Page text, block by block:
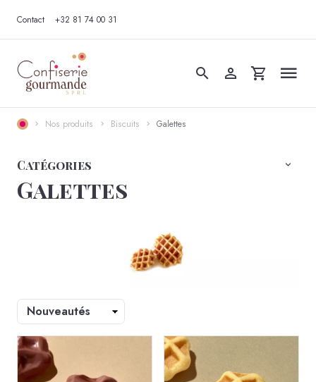
Contact +32 81 74 00 31
Nos produits Biscuits Galettes
Catégories
Galettes
Trier